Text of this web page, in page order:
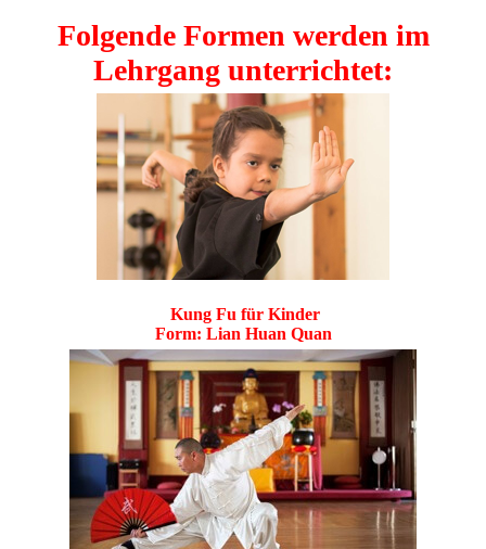
Folgende Formen werden im
Lehrgang unterrichtet:
Kung Fu für Kinder
Form: Lian Huan Quan